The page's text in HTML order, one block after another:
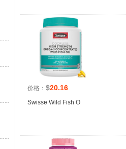
价格： $20.16
Swisse Wild Fish O